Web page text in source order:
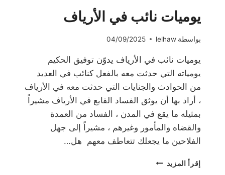
يوميات نائب في الأرياف
بواسطة lelhaw
04/09/2025
يوميات نائب في الأرياف يدوّن توفيق الحكيم
يومياته التي حدثت معه بالفعل كنائب في العديد
من الحوادث والجنايات التي حدثت معه في الأرياف
، أراد بها أن يوثق الفساد القابع في الأرياف مشيراً
بمثيله ما يقع في المدن ، الفساد من العمدة
والقضاه والمأمور وغيرهم ، مشيراً إلى جهل
الفلاحين ما يجعلك تتعاطف معهم هل…
إقرأ المزيد يوميات